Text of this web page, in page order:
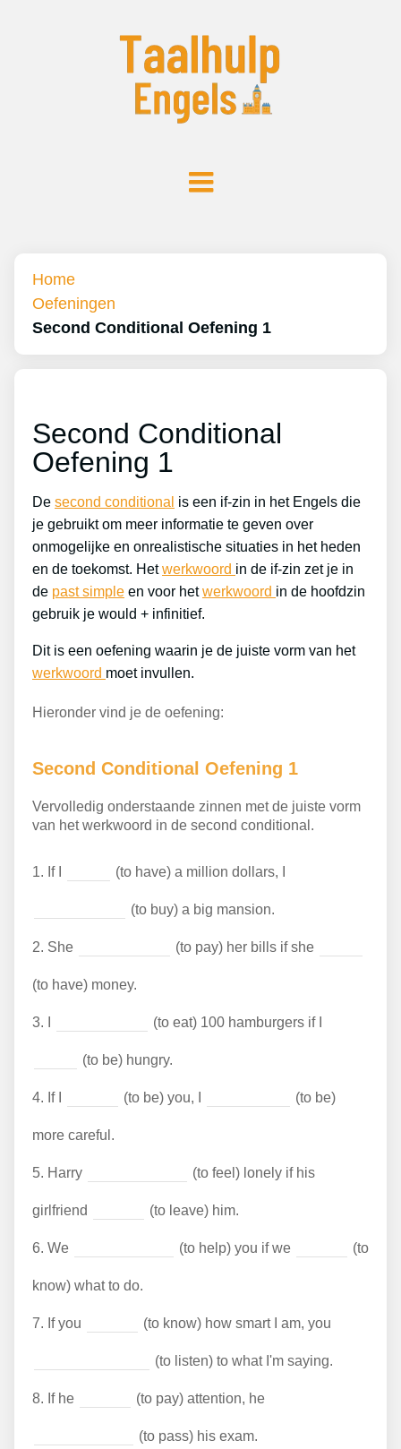
Home
Oefeningen
Second Conditional Oefening 1
Second Conditional
Oefening 1
De second conditional is een if-zin in het Engels die
je gebruikt om meer informatie te geven over
onmogelijke en onrealistische situaties in het heden
en de toekomst. Hetwerkwoord in de if-zin zet je in
de past simple en voor hetwerkwoord in de hoofdzin
gebruik je would + infinitief.
Dit is een oefening waarin je de juiste vorm van het
werkwoord moet invullen.
Hieronder vind je de oefening:
Second Conditional Oefening 1
Vervolledig onderstaande zinnen met de juiste vorm
van het werkwoord in de second conditional.
1. If I (to have) a million dollars, I
(to buy) a big mansion.
2. She (to pay) her bills if she
(to have) money.
3. (to eat) 100 hamburgers if I
(to be) hungry.
4. If I (to be) you, I (to be)
more careful.
5. Harry (to feel) lonely if his
girlfriend (to leave) him.
6. We (to help) you if we (to
know) what to do.
7. If you (to know) how smart I am, you
(to listen) to what I'm saying.
8. If he (to pay) attention, he
(to pass) his exam.